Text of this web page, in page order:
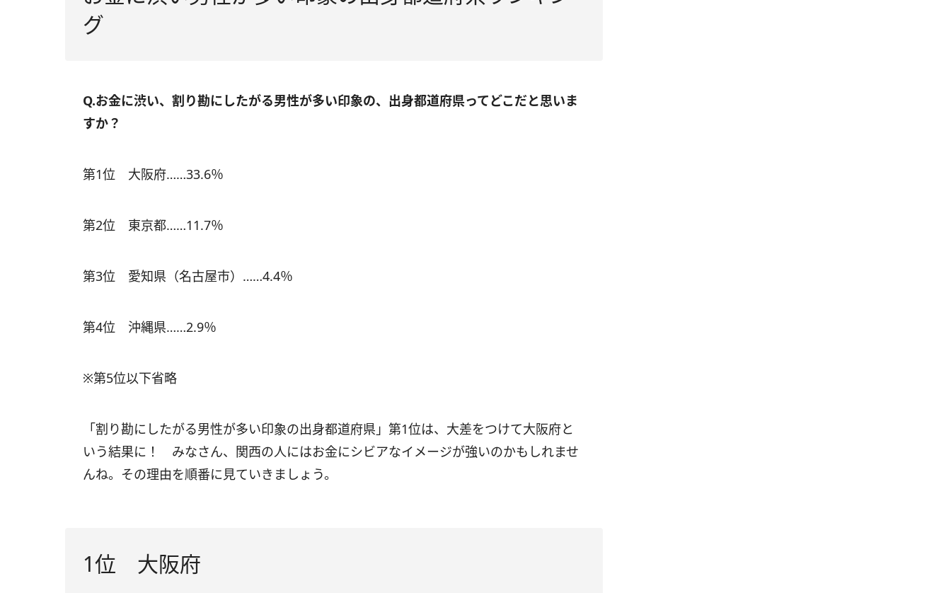
グ
Q.お金に渋い、割り勘にしたがる男性が多い印象の、出身都道府県ってどこだと思いま
すか？
第1位 大阪府……33.6％
第2位 東京都……11.7％
第3位 愛知県（名古屋市）……4.4％
第4位 沖縄県……2.9％
※第5位以下省略
「割り勘にしたがる男性が多い印象の出身都道府県」第1位は、大差をつけて大阪府と
いう結果に！ みなさん、関西の人にはお金にシビアなイメージが強いのかもしれませ
んね。その理由を順番に見ていきましょう。
1位 大阪府